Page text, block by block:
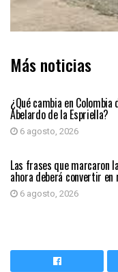
Más noticias
¿Qué cambia en
Abelardo de la Espriella?
6 agosto, 2026
PRIMER PLANO
Las frases que marcaron
ahora deberá convertir en
6 agosto, 2026